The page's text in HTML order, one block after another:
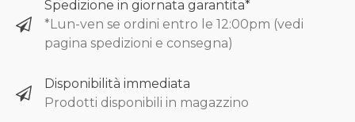
Spedizione in giornata garantita*
*Lun-ven se ordini entro le 12:00pm (vedi
pagina spedizioni e consegna)
Disponibilità immediata
Prodotti disponibili in magazzino